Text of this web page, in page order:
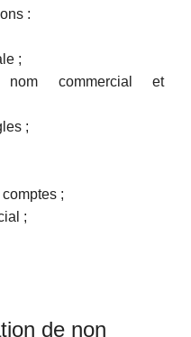
:
;
nom commercial et
;
;
;
de non